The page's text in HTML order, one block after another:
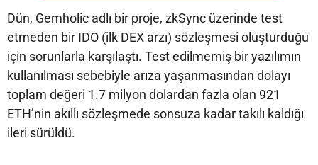
Dün, Gemholic adlı bir proje, zkSync üzerinde test
etmeden bir IDO (ilk DEX arzı) sözleşmesi oluşturduğu
için sorunlarla karşılaştı. Test edilmemiş bir yazılımın
kullanılması sebebiyle arıza yaşanmasından dolayı
toplam değeri 1.7 milyon dolardan fazla olan 921
ETH’nin akıllı sözleşmede sonsuza kadar takılı kaldığı
ileri sürüldü.